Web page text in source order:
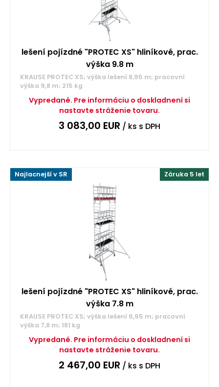
lešení pojízdné "PROTEC XS" hliníkové, prac.
výška 9.8 m
KRAUSE PROTEC XS; výška lešení 8,95 m; pracovní
výška 9,8 m; 215 kg
Vypredané. Pre informáciu o doskladnení si
nastavte stráženie tovaru.
3 083,00 EUR / ks s DPH
Záruka 5 let
Najlacnejší v SR
lešení pojízdné "PROTEC XS" hliníkové, prac.
výška 7.8 m
KRAUSE PROTEC XS; výška lešení 6,95 m; pracovní
výška 7,8 m; 181 kg
Vypredané. Pre informáciu o doskladnení si
nastavte stráženie tovaru.
2 467,00 EUR / ks s DPH